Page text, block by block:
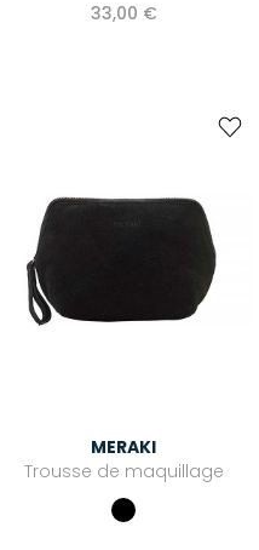
33,00 €
MERAKI
Trousse de maquillage